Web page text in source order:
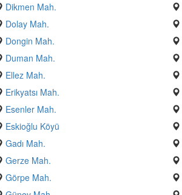
Dikmen Mah.
Dolay Mah.
Dongin Mah.
Duman Mah.
Ellez Mah.
Erikyatsı Mah.
Esenler Mah.
Eskioğlu Köyü
Gadı Mah.
Gerze Mah.
Görpe Mah.